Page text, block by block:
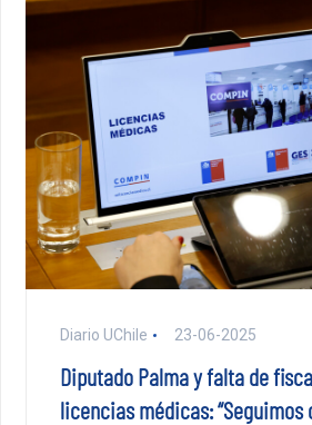
Diario UChile 23-06-2025
Diputado Palma y falta de
licencias médicas: “Seguimos